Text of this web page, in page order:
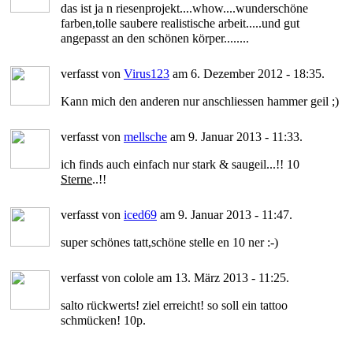
das ist ja n riesenprojekt....whow....wunderschöne
farben,tolle saubere realistische arbeit.....und gut
angepasst an den schönen körper........
verfasst von Virus123 am 6. Dezember 2012 - 18:35.
Kann mich den anderen nur anschliessen hammer geil ;)
verfasst von mellsche am 9. Januar 2013 - 11:33.
ich finds auch einfach nur stark & saugeil...!! 10
Sterne..!!
verfasst von iced69 am 9. Januar 2013 - 11:47.
super schönes tatt,schöne stelle en 10 ner :-)
verfasst von colole am 13. März 2013 - 11:25.
salto rückwerts! ziel erreicht! so soll ein tattoo
schmücken! 10p.